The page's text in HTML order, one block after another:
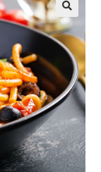
🔍